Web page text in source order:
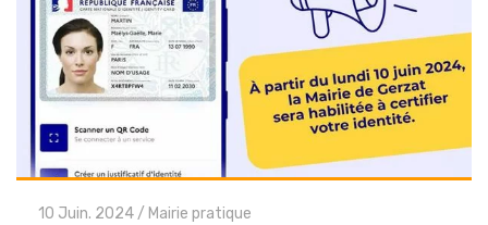
10 Juin. 2024 / Mairie pratique